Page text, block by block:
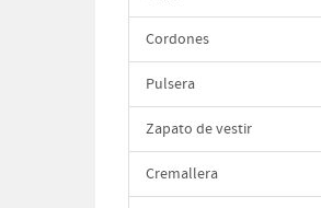
Cordones
Pulsera
Zapato de vestir
Cremallera